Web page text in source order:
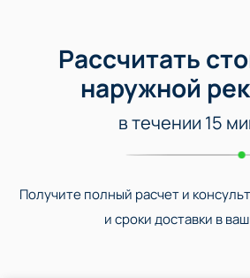
Рассчитать
наружной
в течении 15
Получите полный расчет и
и сроки доставки в